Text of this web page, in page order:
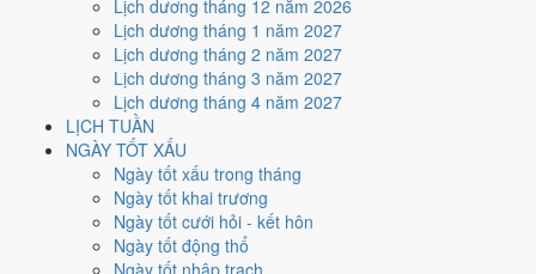
Lịch dương tháng 12 năm 2026
Lịch dương tháng 1 năm 2027
Lịch dương tháng 2 năm 2027
Lịch dương tháng 3 năm 2027
Lịch dương tháng 4 năm 2027
LỊCH TUẦN
NGÀY TỐT XẤU
Ngày tốt xấu trong tháng
Ngày tốt khai trương
Ngày tốt cưới hỏi - kết hôn
Ngày tốt động thổ
Ngày tốt nhập trạch
Ngày 15/8/1981 dương lịch (Thứ Bảy) là ngày 16/7/1981 âm lịch
Ất Sửu- Can khắc Chi, Trực Chấp, Sao Liễu, nạp âm Hải
Trung Kim. Tổng hòa, đây làNgày Bình Hòa
cho các việc quan trọng. Giờ Hoàng Đạo trong ngày:
Mão, Tỵ, Thân, Tuất, Hợi
Ngày Dương
Tháng 8 năm 1981